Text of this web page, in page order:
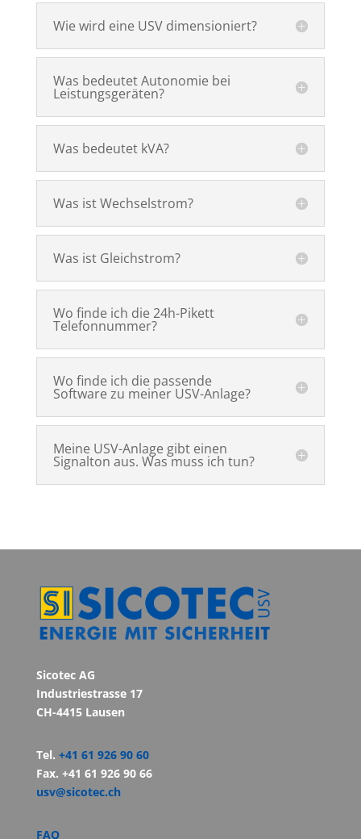
Wie wird eine USV dimensioniert?
Was bedeutet Autonomie bei
Leistungsgeräten?
Was bedeutet kVA?
Was ist Wechselstrom?
Was ist Gleichstrom?
Wo finde ich die 24h-Pikett
Telefonnummer?
Wo finde ich die passende
Software zu meiner USV-Anlage?
Meine USV-Anlage gibt einen
Signalton aus. Was muss ich tun?
Sicotec AG
Industriestrasse 17
CH-4415 Lausen
Tel. +41 61 926 90 60
Fax. +41 61 926 90 66
usv@sicotec.ch
FAQ